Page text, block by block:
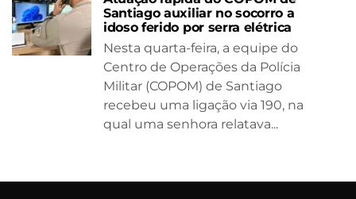
Santiago auxiliar no socorro a
idoso ferido por serra elétrica
Nesta quarta-feira, a equipe do
Centro de Operações da Polícia
Militar (COPOM) de Santiago
recebeu uma ligação via 190, na
qual uma senhora relatava...